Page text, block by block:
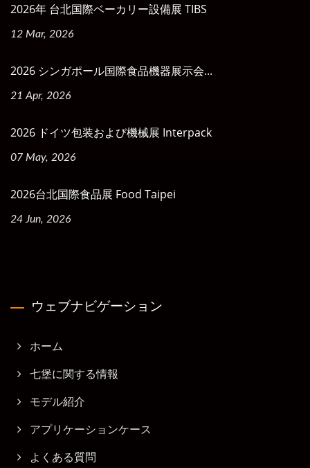
2026年 台北国際ベーカリー設備展 TIBS
12 Mar, 2026
2026 シンガポール国際食品機器展示会...
21 Apr, 2026
2026 ドイツ包装および機械展 Interpack
07 May, 2026
2026台北国際食品展 Food Taipei
24 Jun, 2026
ウェブナビゲーション
ホーム
七堡に関する情報
モデル紹介
アプリケーションケース
よくある質問